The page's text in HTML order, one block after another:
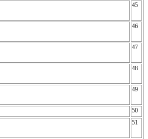
45
46
47
48
49
50
51